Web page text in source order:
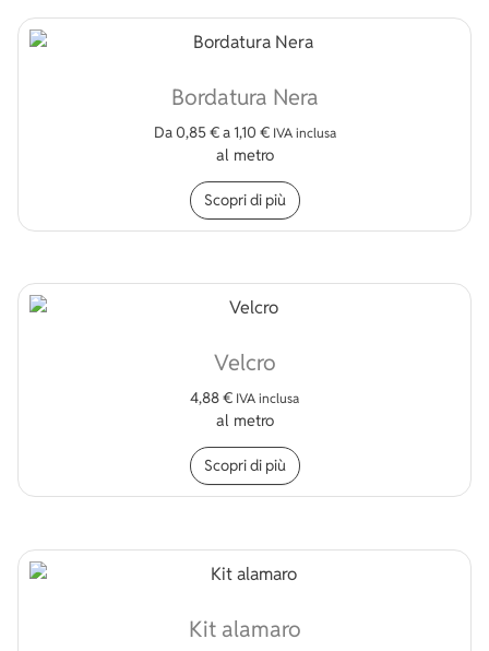
Bordatura Nera
Da 0,85€a 1,10 € IVA inclusa
al metro
Scopri di più
Velcro
4,88€ IVA inclusa
al metro
Scopri di più
Kit alamaro